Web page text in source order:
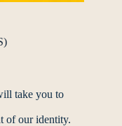
take you to
of our identity.